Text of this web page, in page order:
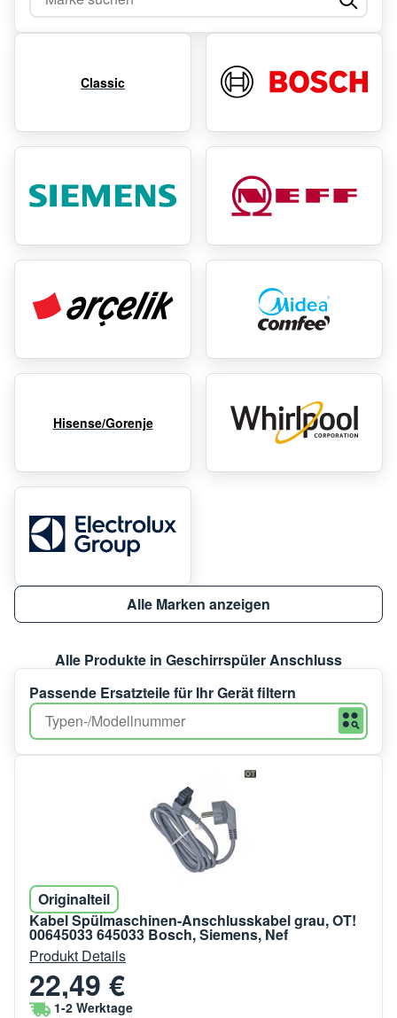
Classic
Hisense/Gorenje
Alle Marken anzeigen
Alle Produkte in Geschirrspüler Anschluss
Passende Ersatzteile für Ihr Gerät filtern
Originalteil
Kabel Spülmaschinen-Anschlusskabel grau, OT!
00645033 645033 Bosch, Siemens, Nef
Produkt Details
22,49 €
1-2 Werktage